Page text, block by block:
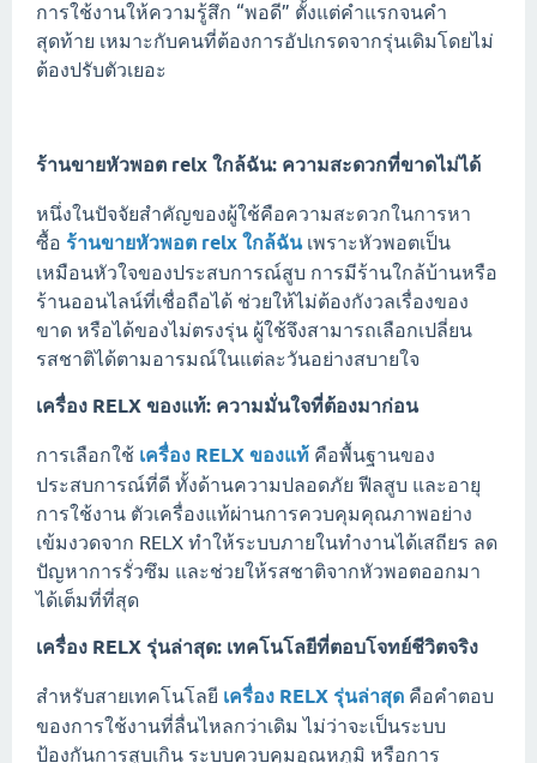
การใช้งานให้ความรู้สึก “พอดี” ตั้งแต่คำแรกจนคำ
สุดท้าย เหมาะกับคนที่ต้องการอัปเกรดจากรุ่นเดิมโดยไม่
ต้องปรับตัวเยอะ
ร้านขายหัวพอต relx ใกล้ฉัน: ความสะดวกที่ขาดไม่ได้
หนึ่งในปัจจัยสำคัญของผู้ใช้คือความสะดวกในการหา
ซื้อ ร้านขายหัวพอต relx ใกล้ฉันเพราะหัวพอตเป็น
เหมือนหัวใจของประสบการณ์สูบ การมีร้านใกล้บ้านหรือ
ร้านออนไลน์ที่เชื่อถือได้ ช่วยให้ไม่ต้องกังวลเรื่องของ
ขาด หรือได้ของไม่ตรงรุ่น ผู้ใช้จึงสามารถเลือกเปลี่ยน
รสชาติได้ตามอารมณ์ในแต่ละวันอย่างสบายใจ
เครื่อง RELX ของแท้: ความมั่นใจที่ต้องมาก่อน
การเลือกใช้ เครื่อง RELX ของแท้ คือพื้นฐานของ
ประสบการณ์ที่ดี ทั้งด้านความปลอดภัย ฟีลสูบ และอายุ
การใช้งาน ตัวเครื่องแท้ผ่านการควบคุมคุณภาพอย่าง
เข้มงวดจาก RELX ทำให้ระบบภายในทำงานได้เสถียร ลด
ปัญหาการรั่วซึม และช่วยให้รสชาติจากหัวพอตออกมา
ได้เต็มที่ที่สุด
เครื่อง RELX รุ่นล่าสุด: เทคโนโลยีที่ตอบโจทย์ชีวิตจริง
สำหรับสายเทคโนโลยี เครื่อง RELX รุ่นล่าสุด คือคำตอบ
ของการใช้งานที่ลื่นไหลกว่าเดิม ไม่ว่าจะเป็นระบบ
ป้องกันการสูบเกิน ระบบควบคุมอุณหภูมิ หรือการ